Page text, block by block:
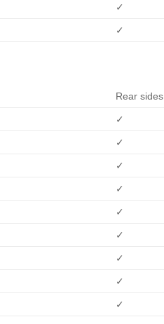
✓
✓
Rear sides
✓
✓
✓
✓
✓
✓
✓
✓
✓